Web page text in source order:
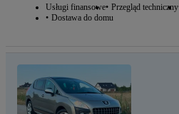
Usługi finansowe Przegląd techniczny
Dostawa do domu